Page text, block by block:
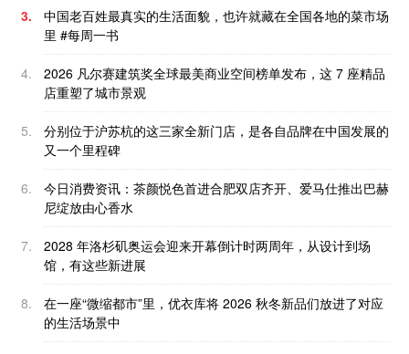
3.
中国老百姓最真实的生活面貌，也许就藏在全国各地的菜市场
里 #每周一书
4.
2026 凡尔赛建筑奖全球最美商业空间榜单发布，这 7 座精品
店重塑了城市景观
5.
分别位于沪苏杭的这三家全新门店，是各自品牌在中国发展的
又一个里程碑
6.
今日消费资讯：茶颜悦色首进合肥双店齐开、爱马仕推出巴赫
尼绽放由心香水
7.
2028 年洛杉矶奥运会迎来开幕倒计时两周年，从设计到场
馆，有这些新进展
8.
在一座“微缩都市”里，优衣库将 2026 秋冬新品们放进了对应
的生活场景中